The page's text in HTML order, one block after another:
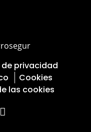
privacidad
Cookies
las cookies